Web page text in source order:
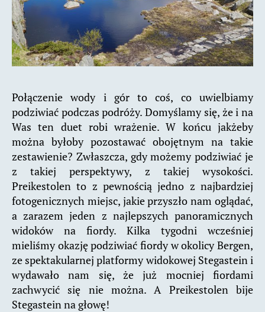
Połączenie wody i gór to coś, co uwielbiamy
podziwiać podczas podróży. Domyślamy się, że i na
Was ten duet robi wrażenie. W końcu jakżeby
można byłoby pozostawać obojętnym na takie
zestawienie? Zwłaszcza, gdy możemy podziwiać je
z takiej perspektywy, z takiej wysokości.
Preikestolen to z pewnością jedno z najbardziej
fotogenicznych miejsc, jakie przyszło nam oglądać,
a zarazem jeden z najlepszych panoramicznych
widoków na fiordy. Kilka tygodni wcześniej
mieliśmy okazję podziwiać fiordy w okolicy Bergen,
ze spektakularnej platformy widokowej Stegastein i
wydawało nam się, że już mocniej fiordami
zachwycić się nie można. A Preikestolen bije
Stegastein na głowę!